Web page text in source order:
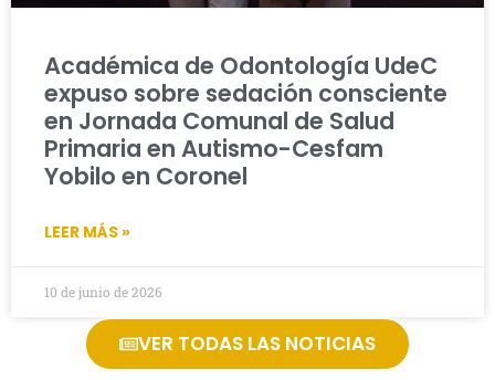
Académica de Odontología UdeC
expuso sobre sedación consciente
en Jornada Comunal de Salud
Primaria en Autismo-Cesfam
Yobilo en Coronel
LEER MÁS »
10 de junio de 2026
VER TODAS LAS NOTICIAS